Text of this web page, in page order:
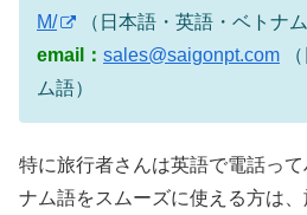
M/
（日本語・英語・ベトナム
email： sales@saigonpt.com
ム語）
特に旅行者さんは英語で電話っ
ナム語をスムーズに使える方は